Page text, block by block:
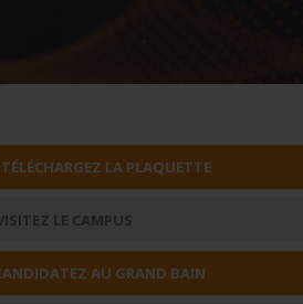
TÉLÉCHARGEZ LA PLAQUETTE
LE CAMPUS
AU GRAND BAIN